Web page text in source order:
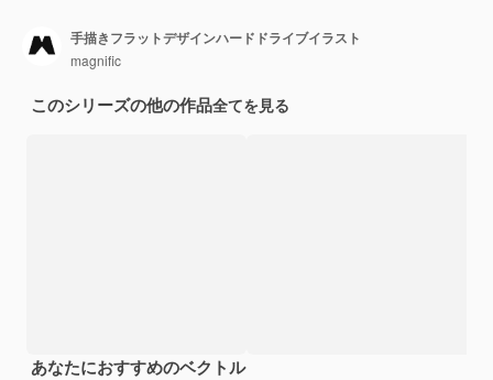
手描きフラットデザインハードドライブイラスト
magnific
このシリーズの他の作品全てを見る
あなたにおすすめのベクトル